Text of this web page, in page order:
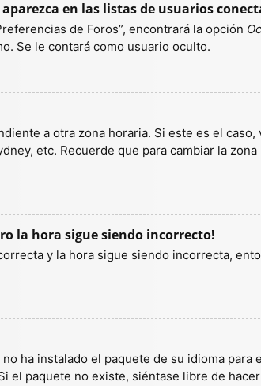
en las listas de usuarios
de Foros”, encontrará la opción
Se le contará como usuario oculto.
a otra zona horaria. Si este es el
etc. Recuerde que para cambiar la
la hora sigue siendo incorrecto!
y la hora sigue siendo incorrecta,
ha instalado el paquete de su idioma
el paquete no existe, siéntase libre de